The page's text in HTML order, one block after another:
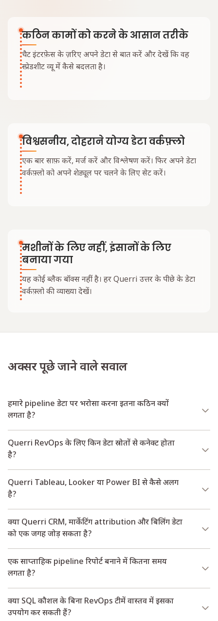
कठिन कामों को करने के आसान तरीके
चैट इंटरफ़ेस के ज़रिए अपने डेटा से बात करें और देखें कि वह
स्प्रेडशीट व्यू में कैसे बदलता है।
विश्वसनीय, दोहराने योग्य डेटा वर्कफ़्लो
एक बार साफ़ करें, मर्ज करें और विश्लेषण करें। फिर अपने डेटा
वर्कफ़्लो को अपने शेड्यूल पर चलने के लिए सेट करें।
मशीनों के लिए नहीं, इंसानों के लिए
बनाया गया
यह कोई ब्लैक बॉक्स नहीं है। हर Querri उत्तर के पीछे के डेटा
वर्कफ़्लो की व्याख्या देखें।
अक्सर पूछे जाने वाले सवाल
हमारे pipeline डेटा पर भरोसा करना इतना कठिन क्यों
लगता है?
Querri RevOps के लिए किन डेटा स्रोतों से कनेक्ट होता
है?
Querri Tableau, Looker या Power BI से कैसे अलग
है?
क्या Querri CRM, मार्केटिंग attribution और बिलिंग डेटा
को एक जगह जोड़ सकता है?
एक साप्ताहिक pipeline रिपोर्ट बनाने में कितना समय
लगता है?
क्या SQL कौशल के बिना RevOps टीमें वास्तव में इसका
उपयोग कर सकती हैं?